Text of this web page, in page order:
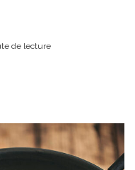
de lecture